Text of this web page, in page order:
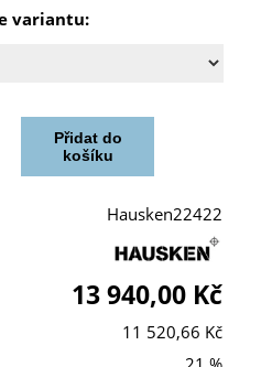
variantu:
Hausken22422
13 940,00 Kč
11 520,66 Kč